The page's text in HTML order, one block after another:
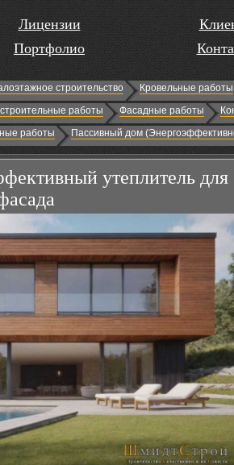
Лицензии
Портфолио
строительство Кровельные работы
работы Фасадные работы
работы Пассивный дом
утеплитель для